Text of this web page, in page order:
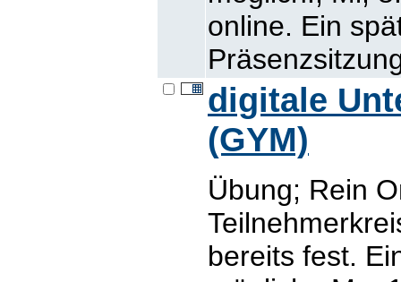
online. Ein
digitale
(GYM)
Übung; Rein
bereits fest.